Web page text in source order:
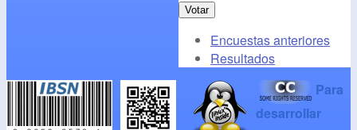
Encuestas anteriores
Resultados
Para
desarrollar